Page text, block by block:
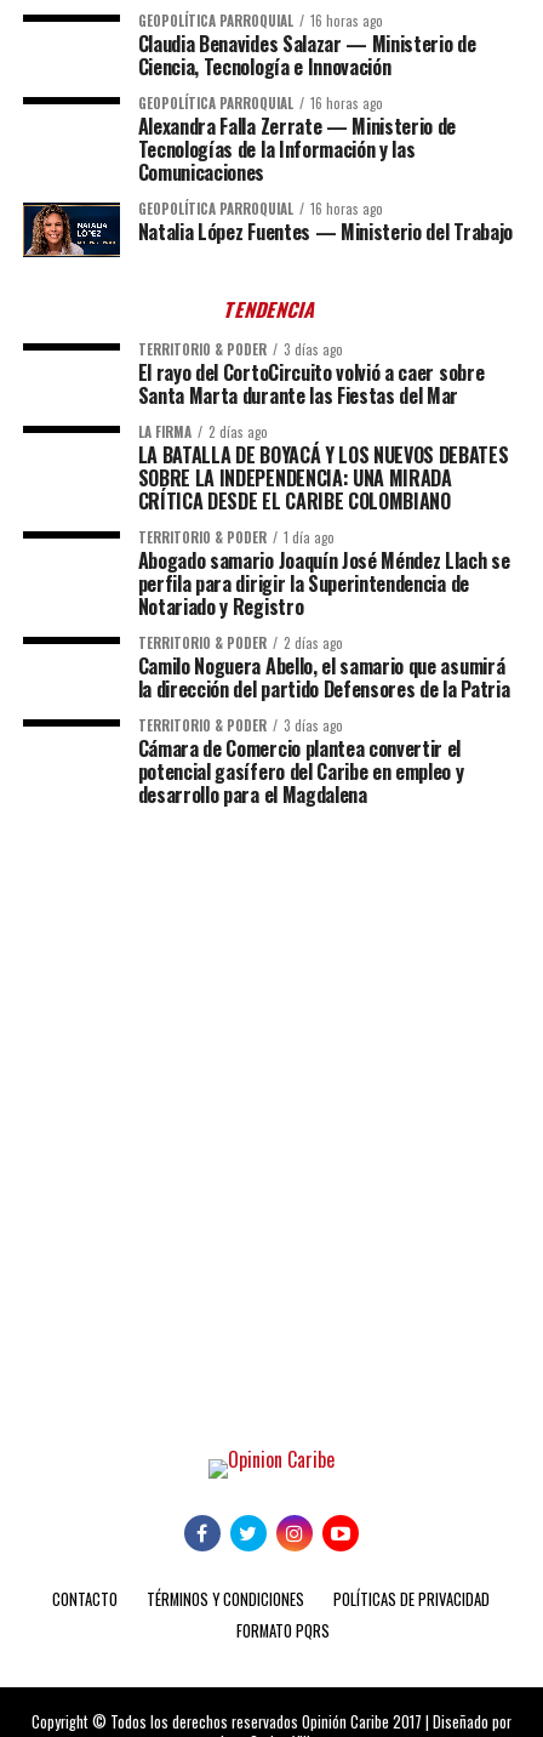
GEOPOLÍTICA PARROQUIAL 16 horas ago
Claudia Benavides Salazar — Ministerio de
Ciencia, Tecnología e Innovación
GEOPOLÍTICA PARROQUIAL 16 horas ago
Alexandra Falla Zerrate — Ministerio de
Tecnologías de la Información y las
Comunicaciones
GEOPOLÍTICA PARROQUIAL 16 horas ago
Natalia López Fuentes — Ministerio del Trabajo
TENDENCIA
TERRITORIO & PODER 3 días ago
El rayo del CortoCircuito volvió a caer sobre
Santa Marta durante las Fiestas del Mar
LA FIRMA 2 días ago
LA BATALLA DE BOYACÁ Y LOS NUEVOS DEBATES
SOBRE LA INDEPENDENCIA: UNA MIRADA
CRÍTICA DESDE EL CARIBE COLOMBIANO
TERRITORIO & PODER 1 día ago
Abogado samario Joaquín José Méndez Llach se
perfila para dirigir la Superintendencia de
Notariado y Registro
TERRITORIO & PODER 2 días ago
Camilo Noguera Abello, el samario que asumirá
la dirección del partido Defensores de la Patria
TERRITORIO & PODER 3 días ago
Cámara de Comercio plantea convertir el
potencial gasífero del Caribe en empleo y
desarrollo para el Magdalena
CONTACTO TÉRMINOS Y CONDICIONES
POLÍTICAS DE PRIVACIDAD
FORMATO PQRS
Copyright © Todos los derechos reservados Opinión Caribe 2017 | Diseñado por